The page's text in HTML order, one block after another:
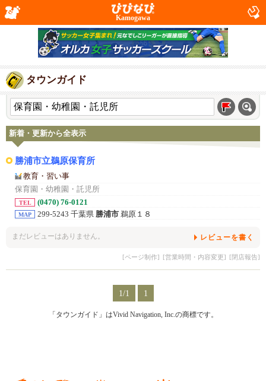
Kamogawa
タウンガイド
新着・更新から全表示
勝浦市立鵜原保育所
教育・習い事
保育園・幼稚園・託児所
TEL (0470) 76-0121
MAP 299-5243 千葉県 勝浦市 鵜原１８
まだレビューはありません。 レビューを書く
[ページ制作] [営業時間・内容変更] [閉店報告]
1/1 1
「タウンガイド」はVivid Navigation, Inc.の商標です。